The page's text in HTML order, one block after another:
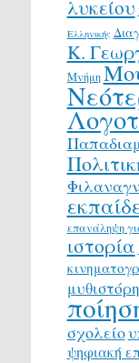
λυκείου
Ελληνικής
Κ.
Μνήμη
επανάληψη
ιστορία
σχολείο
ψηφιακή